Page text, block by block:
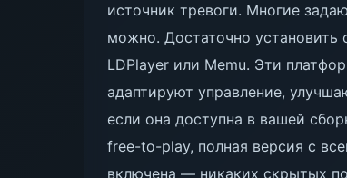
источник тревоги. Многие
можно. Достаточно установить
LDPlayer или Memu. Эти
адаптируют управление,
если она доступна в вашей
free-to-play, полная версия с
включена — никаких скрытых